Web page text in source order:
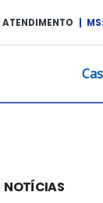
ATENDIMENTO | MS:
NOTÍCIAS